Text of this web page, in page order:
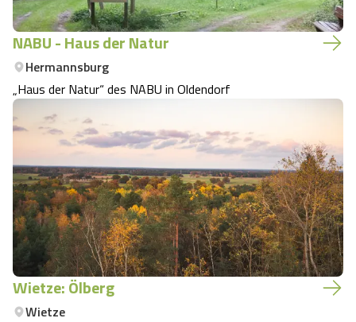
NABU - Haus der Natur
Hermannsburg
„Haus der Natur“ des NABU in Oldendorf
Wietze: Ölberg
Wietze